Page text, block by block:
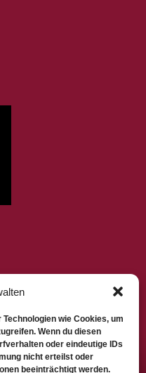
wie Cookies, um
Wenn du diesen
oder eindeutige IDs
nicht erteilst oder
beeinträchtigt werden.